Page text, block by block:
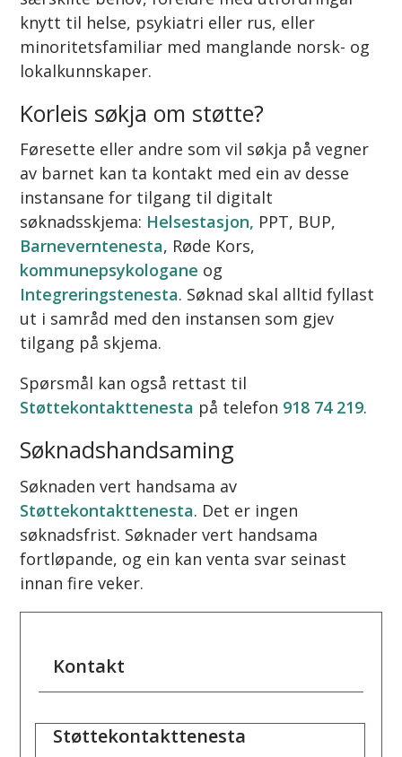
knytt til helse, psykiatri eller rus, eller
minoritetsfamiliar med manglande norsk- og
lokalkunnskaper.
Korleis søkja om støtte?
Føresette eller andre som vil søkja på vegner
av barnet kan ta kontakt med ein av desse
instansane for tilgang til digitalt
søknadsskjema: Helsestasjon, PPT, BUP,
Barneverntenesta, Røde Kors,
kommunepsykologane og
Integreringstenesta. Søknad skal alltid fyllast
ut i samråd med den instansen som gjev
tilgang på skjema.
Spørsmål kan også rettast til
Støttekontakttenesta på telefon 918 74 219.
Søknadshandsaming
Søknaden vert handsama av
Støttekontakttenesta. Det er ingen
søknadsfrist. Søknader vert handsama
fortløpande, og ein kan venta svar seinast
innan fire veker.
Kontakt
Støttekontakttenesta